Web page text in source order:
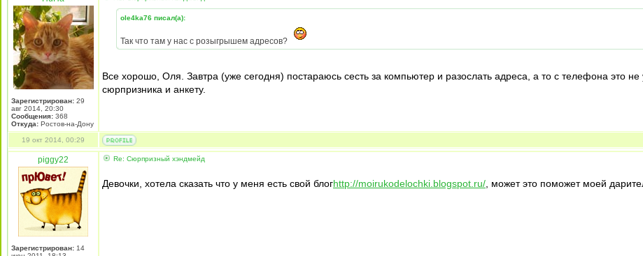
Зарегистрирован: 29
авг 2014, 20:30
Сообщения: 368
Откуда: Ростов-на-Дону
ole4ka76 писал(а):
Так что там у нас с розыгрышем адресов?
Все хорошо, Оля. Завтра (уже сегодня) постараюсь сесть за компьютер и разослать адреса, а то с телефона это
сюрпризника и анкету.
19 окт 2014, 00:29
piggy22
Зарегистрирован: 14
Re: Сюрпризный хэндмейд
Девочки, хотела сказать что у меня есть свой блогhttp://moirukodelochki.blogspot.ru/ , может это поможет моей